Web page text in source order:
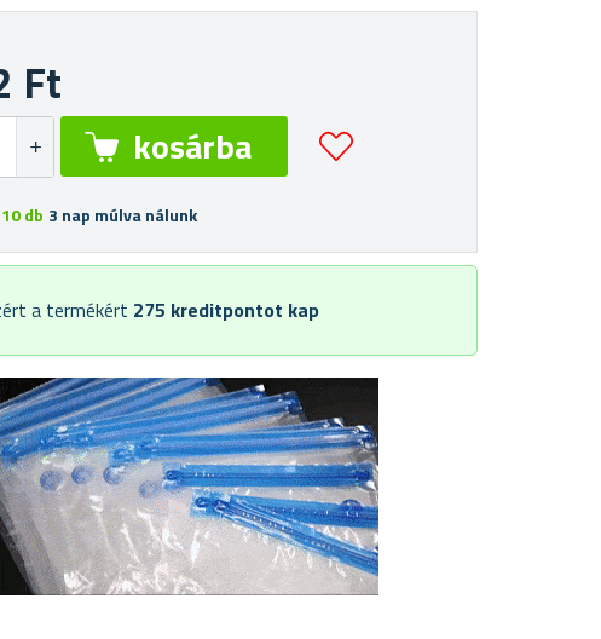
Ft
db 3 nap múlva nálunk
a termékért 275 kreditpontot kap